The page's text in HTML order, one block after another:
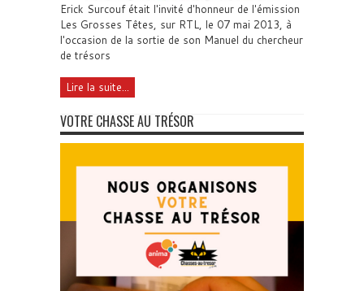
Erick Surcouf était l'invité d'honneur de l'émission
Les Grosses Têtes, sur RTL, le 07 mai 2013, à
l'occasion de la sortie de son Manuel du chercheur
de trésors
Lire la suite...
VOTRE CHASSE AU TRÉSOR